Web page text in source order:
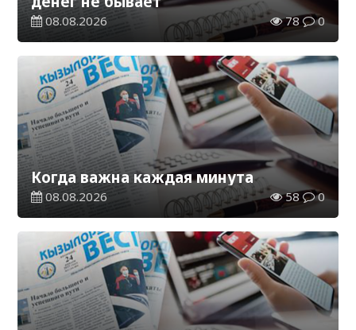
08.08.2026 78 0
Когда важна каждая минута
08.08.2026 58 0